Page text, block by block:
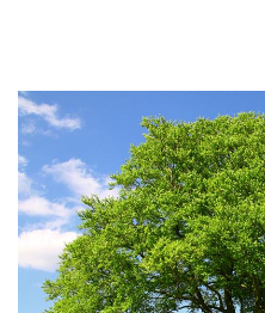
raggiungerepiù di
vivere oltre 300 anni.
La corteccia è di
Il legno ha un ottimo